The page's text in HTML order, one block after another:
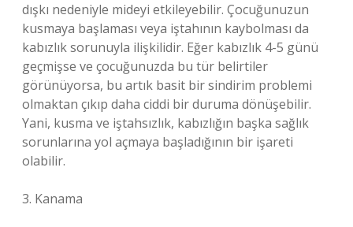
dışkı nedeniyle mideyi etkileyebilir. Çocuğunuzun
kusmaya başlaması veya iştahının kaybolması da
kabızlık sorunuyla ilişkilidir. Eğer kabızlık 4-5 günü
geçmişse ve çocuğunuzda bu tür belirtiler
görünüyorsa, bu artık basit bir sindirim problemi
olmaktan çıkıp daha ciddi bir duruma dönüşebilir.
Yani, kusma ve iştahsızlık, kabızlığın başka sağlık
sorunlarına yol açmaya başladığının bir işareti
olabilir.
3. Kanama